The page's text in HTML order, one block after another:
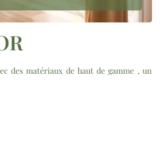
des matériaux de haut de gamme , un